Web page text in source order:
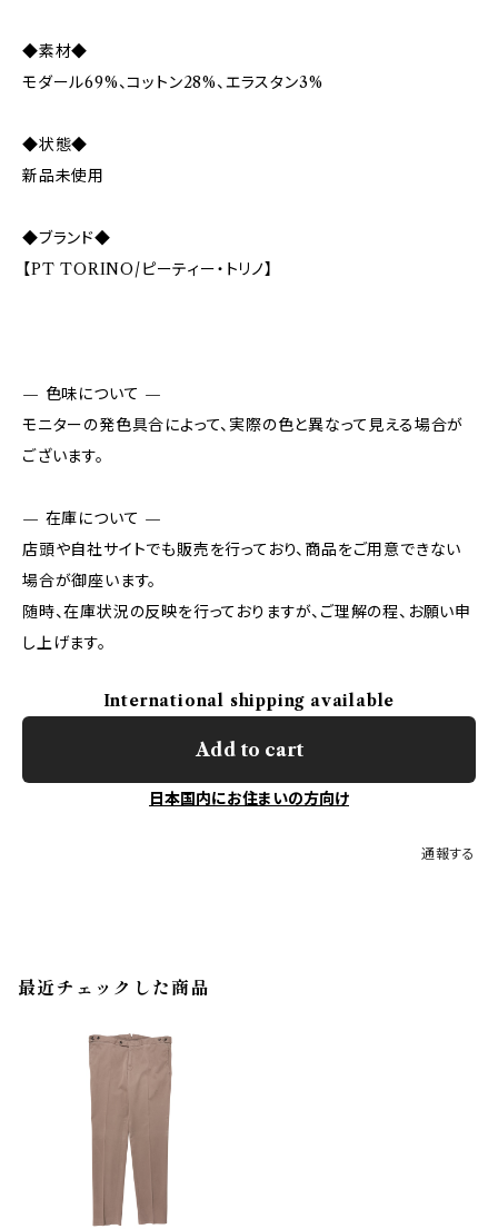
◆素材◆
モダール69%、コットン28%、エラスタン3%
◆状態◆
新品未使用
◆ブランド◆
【PT TORINO/ピーティー・トリノ】
— 色味について —
モニターの発色具合によって、実際の色と異なって見える場合が
ございます。
— 在庫について —
店頭や自社サイトでも販売を行っており、商品をご用意できない
場合が御座います。
随時、在庫状況の反映を行っておりますが、ご理解の程、お願い申
し上げます。
International shipping available
Add to cart
日本国内にお住まいの方向け
通報する
最近チェックした商品